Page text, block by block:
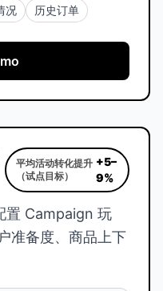
况 历史订单
平均活动转化提升
（试点目标）
+5–
9%
置 Campaign 玩
准备度、商品上下